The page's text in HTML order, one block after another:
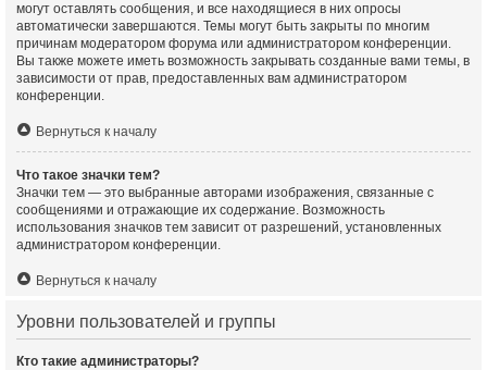
могут оставлять сообщения, и все находящиеся в них опросы
автоматически завершаются. Темы могут быть закрыты по многим
причинам модератором форума или администратором конференции.
Вы также можете иметь возможность закрывать созданные вами темы, в
зависимости от прав, предоставленных вам администратором
конференции.
Вернуться к началу
Что такое значки тем?
Значки тем — это выбранные авторами изображения, связанные с
сообщениями и отражающие их содержание. Возможность
использования значков тем зависит от разрешений, установленных
администратором конференции.
Вернуться к началу
Уровни пользователей и группы
Кто такие администраторы?